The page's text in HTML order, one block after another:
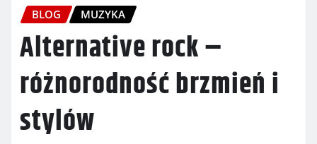
BLOG MUZYKA
Alternative rock –
różnorodność brzmień i
stylów